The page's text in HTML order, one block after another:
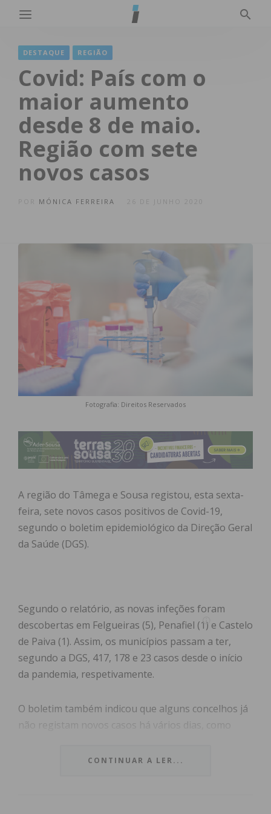
DESTAQUE REGIÃO
Covid: País com o
maior aumento
desde 8 de maio.
Região com sete
novos casos
MÓNICA FERREIRA
Fotografia: Direitos Reservados
A região do Tâmega e Sousa registou, esta sexta-
feira, sete novos casos positivos de Covid-19,
segundo o boletim epidemiológico da Direção Geral
da Saúde (DGS).
Segundo o relatório, as novas infeções foram
descobertas em Felgueiras (5), Penafiel (1) e Castelo
de Paiva (1). Assim, os municípios passam a ter,
segundo a DGS, 417, 178 e 23 casos desde o início
da pandemia, respetivamente.
O boletim também indicou que alguns concelhos já
não registam novos casos há vários dias, como
Paredes pelo oitavo.CONTINUAR A LER...